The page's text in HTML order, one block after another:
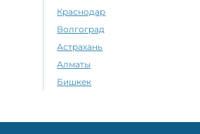
Краснодар
Волгоград
Астрахань
Алматы
Бишкек